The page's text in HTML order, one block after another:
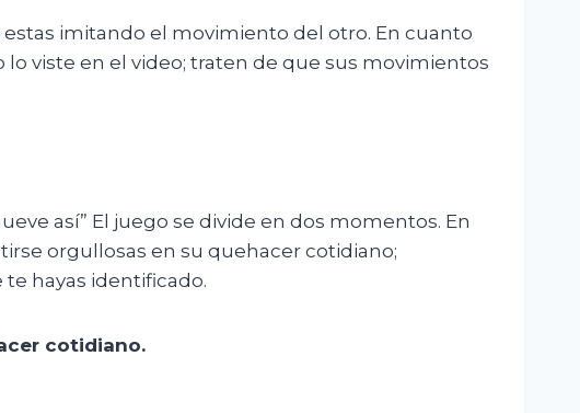
imitando el movimiento del otro. En cuanto
viste en el video; traten de que sus movimientos
así” El juego se divide en dos momentos. En
orgullosas en su quehacer cotidiano;
hayas identificado.
cotidiano.